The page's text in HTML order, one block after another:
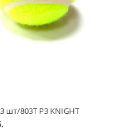
шт/803T P3 KNIGHT